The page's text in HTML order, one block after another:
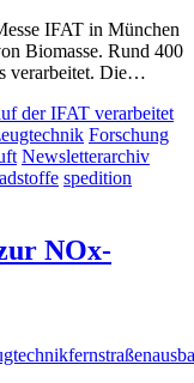
IFAT in München
Biomasse. Rund 400
verarbeitet. Die…
der IFAT verarbeitet
Forschung
Newsletterarchiv
spedition
NOx-